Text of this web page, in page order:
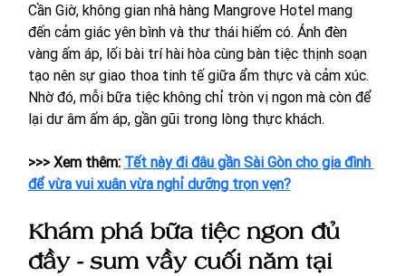
Cần Giờ, không gian nhà hàng Mangrove Hotel mang
đến cảm giác yên bình và thư thái hiếm có. Ánh đèn
vàng ấm áp, lối bài trí hài hòa cùng bàn tiệc thịnh soạn
tạo nên sự giao thoa tinh tế giữa ẩm thực và cảm xúc.
Nhờ đó, mỗi bữa tiệc không chỉ tròn vị ngon mà còn để
lại dư âm ấm áp, gần gũi trong lòng thực khách.
>>> Xem thêm: Tết này đi đâu gần Sài Gòn cho gia đình
để vừa vui xuân vừa nghỉ dưỡng trọn vẹn?
Khám phá bữa tiệc ngon đủ
đầy - sum vầy cuối năm tại